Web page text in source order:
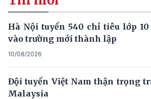
Hà Nội tuyển 540 chỉ tiêu lớp
vào trường mới thành lập
10/08/2026
Đội tuyển Việt Nam thận trọng
Malaysia